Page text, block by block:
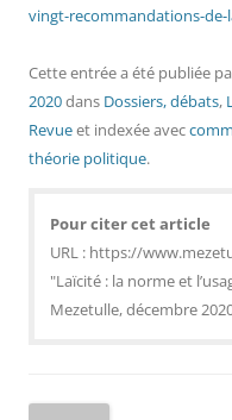
vingt-recommandations-
Cette entrée a été publiée
2020dans Dossiers, débats,
Revueet indexée avec
théorie politique.
Pour citer cet article
URL : https://
"Laïcité : la norme et
Mezetulle, décembre